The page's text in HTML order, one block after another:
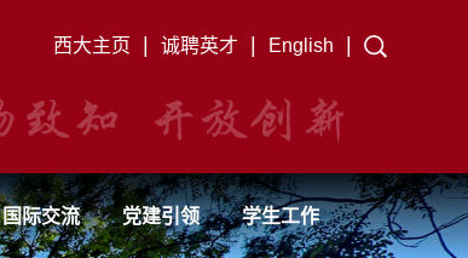
西大主页 诚聘英才 English
国际交流 党建引领 学生工作